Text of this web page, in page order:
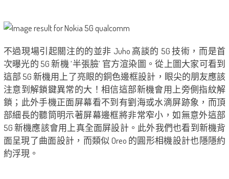
不過現場引起關注的的並非 Juho 高談的 5G 技術，而是首
次曝光的 5G 新機 ‘半張臉’ 官方渲染圖。從上圖大家可看到
這部 5G 新機用上了亮眼的銅色邊框設計，眼尖的朋友應該
注意到解鎖鍵異常的大！相信這部新機會用上旁側指紋解
鎖；此外手機正面屏幕看不到有劉海或水滴屏跡象，而頂
部細長的聽筒明示著屏幕邊框將非常窄小，如無意外這部
5G 新機應該會用上真全面屏設計。此外我們也看到新機背
面呈現了曲面設計，而類似 Oreo 的圓形相機設計也隱隱約
約浮現。